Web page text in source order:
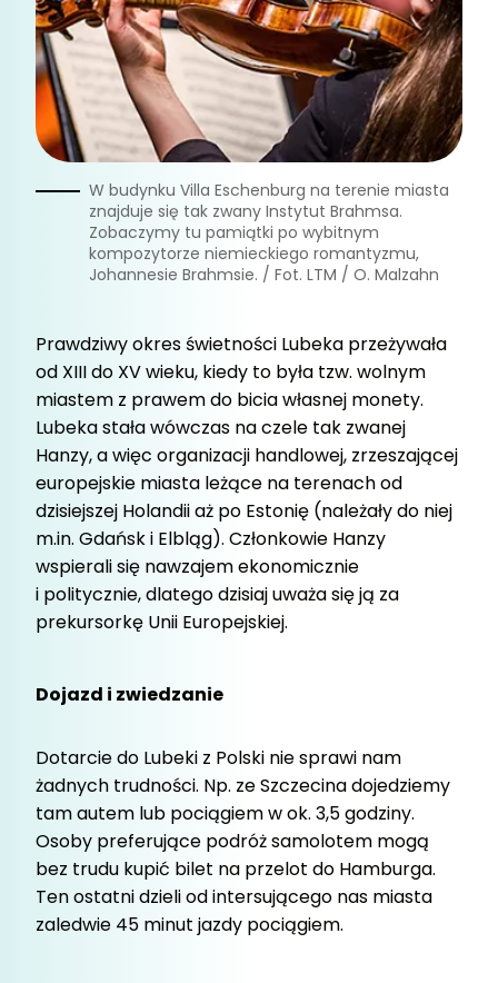
W budynku Villa Eschenburg na terenie miasta
znajduje się tak zwany Instytut Brahmsa.
Zobaczymy tu pamiątki po wybitnym
kompozytorze niemieckiego romantyzmu,
Johannesie Brahmsie. / Fot. LTM / O. Malzahn
Prawdziwy okres świetności Lubeka przeżywała
od XIII do XV wieku, kiedy to była tzw. wolnym
miastem z prawem do bicia własnej monety.
Lubeka stała wówczas na czele tak zwanej
Hanzy, a więc organizacji handlowej, zrzeszającej
europejskie miasta leżące na terenach od
dzisiejszej Holandii aż po Estonię (należały do niej
m.in. Gdańsk i Elbląg). Członkowie Hanzy
wspierali się nawzajem ekonomicznie
i politycznie, dlatego dzisiaj uważa się ją za
prekursorkę Unii Europejskiej.
Dojazd i zwiedzanie
Dotarcie do Lubeki z Polski nie sprawi nam
żadnych trudności. Np. ze Szczecina dojedziemy
tam autem lub pociągiem w ok. 3,5 godziny.
Osoby preferujące podróż samolotem mogą
bez trudu kupić bilet na przelot do Hamburga.
Ten ostatni dzieli od intersującego nas miasta
zaledwie 45 minut jazdy pociągiem.